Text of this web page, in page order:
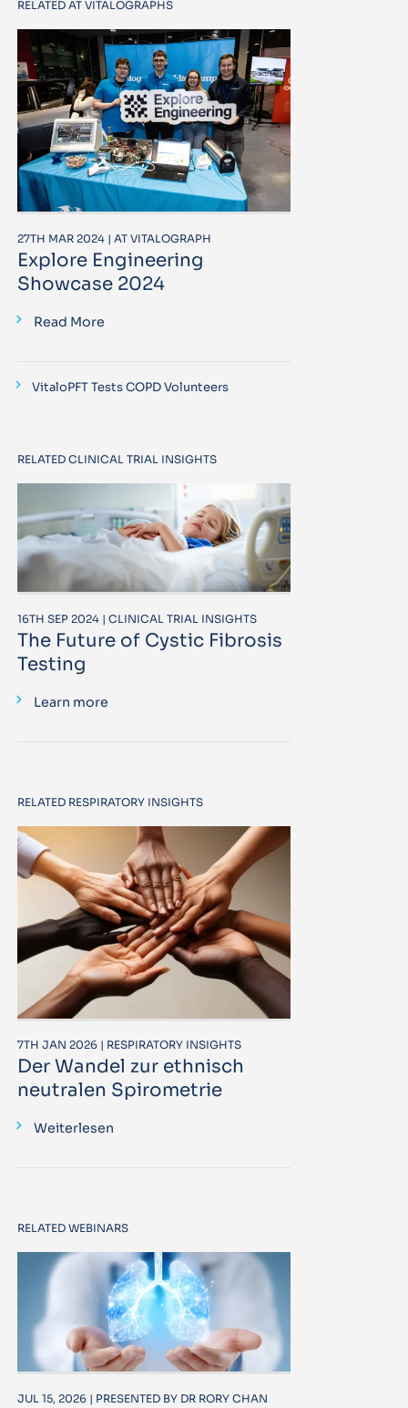
RELATED AT VITALOGRAPHS
27TH MAR 2024 | AT VITALOGRAPH
Explore Engineering
Showcase 2024
Read More
VitaloPFT Tests COPD Volunteers
RELATED CLINICAL TRIAL INSIGHTS
16TH SEP 2024 | CLINICAL TRIAL INSIGHTS
The Future of Cystic Fibrosis
Testing
Learn more
RELATED RESPIRATORY INSIGHTS
7TH JAN 2026 | RESPIRATORY INSIGHTS
Der Wandel zur ethnisch
neutralen Spirometrie
Weiterlesen
RELATED WEBINARS
JUL 15, 2026 | PRESENTED BY DR RORY CHAN